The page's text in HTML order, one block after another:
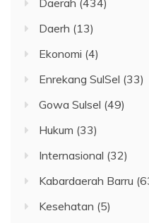
Daerh (13)
Ekonomi (4)
Enrekang SulSel (33)
Gowa Sulsel (49)
Hukum (33)
Internasional (32)
Kabardaerah Barru
Kesehatan (5)